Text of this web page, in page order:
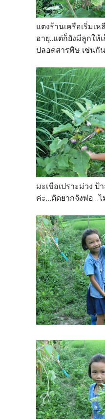
แตงร้านเครือเริ่มเ
อายุ..แต่ก็ยังมีลูกให้
ปลอดสารพิษ เช่นกั
มะเขือเปราะม่วง ป้
ค่ะ...ตัดยากจังพ่อ...